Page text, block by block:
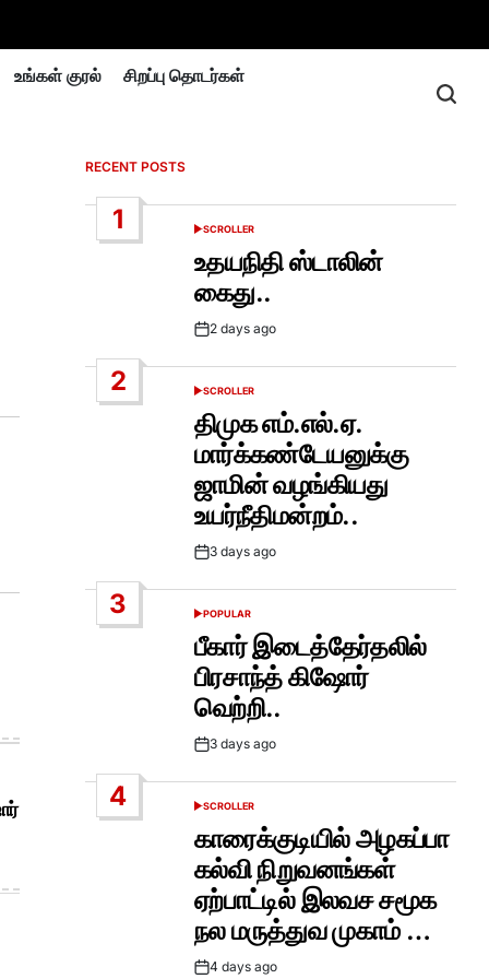
உங்கள் குரல் சிறப்பு தொடர்கள்
RECENT POSTS
1
POSTED
SCROLLER
உதயநிதி ஸ்டாலின்
கைது..
Post2 days ago
2
POSTED
SCROLLER
திமுக எம்.எல்.ஏ.
மார்க்கண்டேயனுக்கு
ஜாமின் வழங்கியது
உயர்நீதிமன்றம்..
Post3 days ago
3
POSTED
POPULAR
பீகார் இடைத்தேர்தலில்
பிரசாந்த் கிஷோர்
வெற்றி..
Post3 days ago
4
POSTED
SCROLLER
காரைக்குடியில் அழகப்பா
கல்வி நிறுவனங்கள்
ஏற்பாட்டில் இலவச சமூக
நல மருத்துவ முகாம் …
Post4 days ago